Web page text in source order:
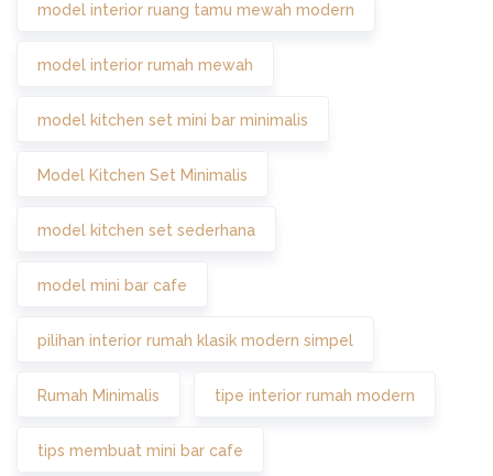
model interior ruang tamu mewah modern
model interior rumah mewah
model kitchen set mini bar minimalis
Model Kitchen Set Minimalis
model kitchen set sederhana
model mini bar cafe
pilihan interior rumah klasik modern simpel
Rumah Minimalis tipe interior rumah modern
tips membuat mini bar cafe